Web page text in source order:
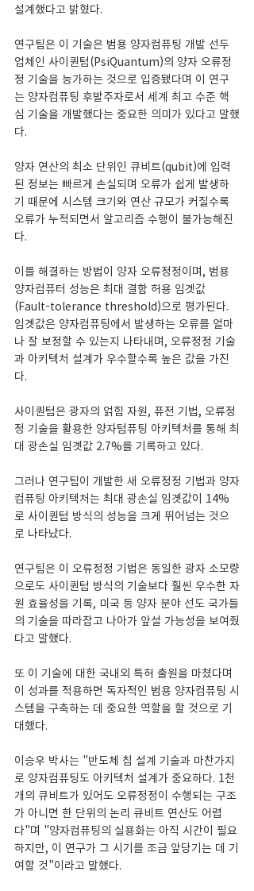
설계했다고 밝혔다.
연구팀은 이 기술은 범용 양자컴퓨팅 개발 선두
업체인 사이퀀텀(PsiQuantum)의 양자 오류정
정 기술을 능가하는 것으로 입증됐다며 이 연구
는 양자컴퓨팅 후발주자로서 세계 최고 수준 핵
심 기술을 개발했다는 중요한 의미가 있다고 말했
다.
양자 연산의 최소 단위인 큐비트(qubit)에 입력
된 정보는 빠르게 손실되며 오류가 쉽게 발생하
기 때문에 시스템 크기와 연산 규모가 커질수록
오류가 누적되면서 알고리즘 수행이 불가능해진
다.
이를 해결하는 방법이 양자 오류정정이며, 범용
양자컴퓨터 성능은 최대 결함 허용 임곗값
(Fault-tolerance threshold)으로 평가된다.
임곗값은 양자컴퓨팅에서 발생하는 오류를 얼마
나 잘 보정할 수 있는지 나타내며, 오류정정 기술
과 아키텍처 설계가 우수할수록 높은 값을 가진
다.
사이퀀텀은 광자의 얽힘 자원, 퓨전 기법, 오류정
정 기술을 활용한 양자텀퓨팅 아키텍처를 통해 최
대 광손실 임곗값 2.7%를 기록하고 있다.
그러나 연구팀이 개발한 새 오류정정 기법과 양자
컴퓨팅 아키텍처는 최대 광손실 임곗값이 14%
로 사이퀀텀 방식의 성능을 크게 뛰어넘는 것으
로 나타났다.
연구팀은 이 오류정정 기법은 동일한 광자 소모량
으로도 사이퀀텀 방식의 기술보다 훨씬 우수한 자
원 효율성을 기록, 미국 등 양자 분야 선도 국가들
의 기술을 따라잡고 나아가 앞설 가능성을 보여줬
다고 말했다.
또 이 기술에 대한 국내외 특허 출원을 마쳤다며
이 성과를 적용하면 독자적인 범용 양자컴퓨팅 시
스템을 구축하는 데 중요한 역할을 할 것으로 기
대했다.
이승우 박사는 "반도체 칩 설계 기술과 마찬가지
로 양자컴퓨팅도 아키텍처 설계가 중요하다. 1천
개의 큐비트가 있어도 오류정정이 수행되는 구조
가 아니면 한 단위의 논리 큐비트 연산도 어렵
다"며 "양자컴퓨팅의 실용화는 아직 시간이 필요
하지만, 이 연구가 그 시기를 조금 앞당기는 데 기
여할 것"이라고 말했다.